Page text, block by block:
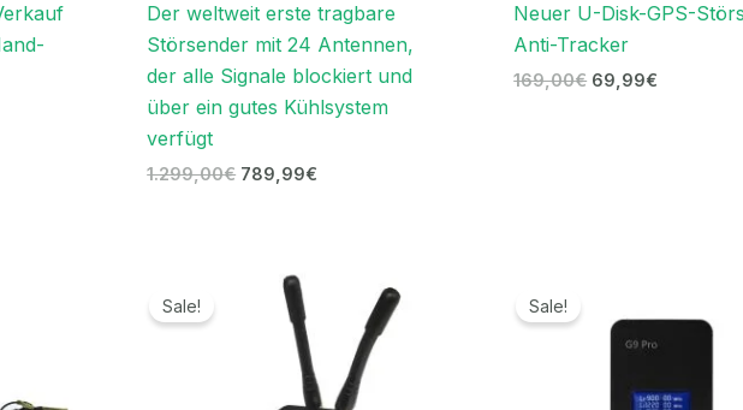
Der weltweit erste tragbare
Störsender mit 24 Antennen,
der alle Signale blockiert und
über ein gutes Kühlsystem
verfügt
1.299,00€ 789,99€
Neuer U-Disk-GPS-
Anti-Tracker
169,00€ 69,99€
Sale!
Ursprünglicher
Aktueller
Preis
ist:
69,99€.
Sale!
war:
139,00€
ist:
89,99€.